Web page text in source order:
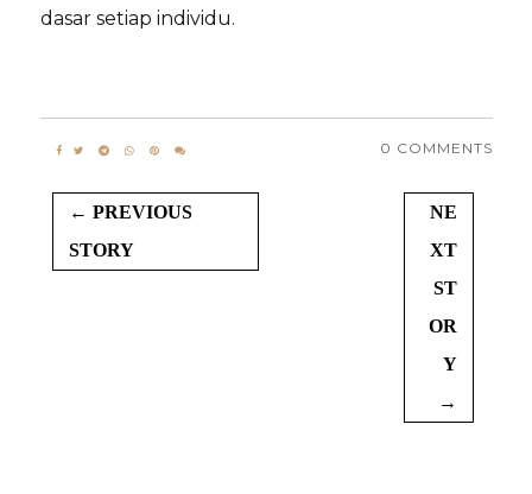
dasar setiap individu.
0 COMMENTS
← PREVIOUS
STORY
NE
XT
ST
OR
Y
→